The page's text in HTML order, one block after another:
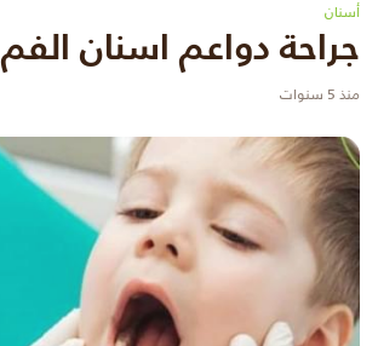
أسنان
جراحة دواعم اسنان الفم
منذ 5 سنوات